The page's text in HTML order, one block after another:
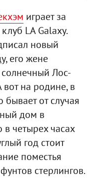
играет за
LA Galaxy.
новый
его жене
Лос-
на родине, в
от случая
дом в
четырех часах
год стоит
поместья
стерлингов.